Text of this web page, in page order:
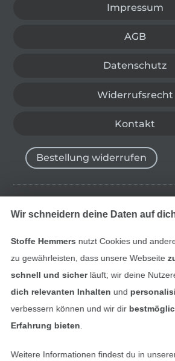
Impressum
AGB
Datenschutz
Widerrufsrecht
Kontakt
Bestellung widerrufen
Finde mehr
Wir schneidern deine Daten auf
Stoffe Hemmers nutzt Cookies und
zu gewährleisten, dass unsere Webseite
schnell und sicherläuft; wir deine
dich relevanten Inhalten und
verbessern können und wir dir
Erfahrung bieten
Weitere Informationen findest du in